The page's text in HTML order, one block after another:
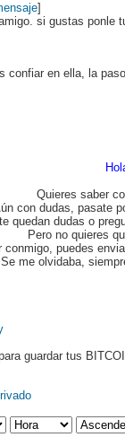
]
si gustas ponle
confiar en ella, la
Quieres saber
con dudas, pasate
quedan dudas o
Pero no quieres
conmigo, puedes
Se me olvidaba,
guardar tus